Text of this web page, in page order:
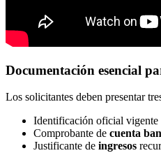
Documentación esencial
Los solicitantes deben presentar
Identificación oficial
Comprobante de cuenta
Justificante de ingresos